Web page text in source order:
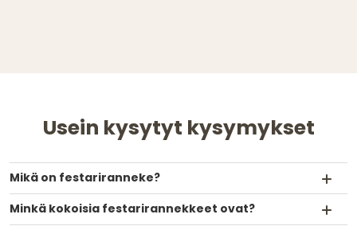
Usein kysytyt kysymykset
Mikä on festariranneke?
Minkä kokoisia festarirannekkeet ovat?